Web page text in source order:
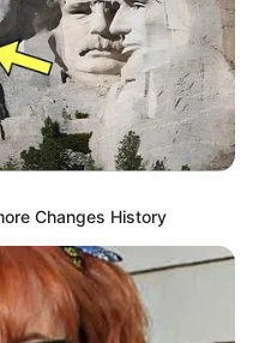
Changes History